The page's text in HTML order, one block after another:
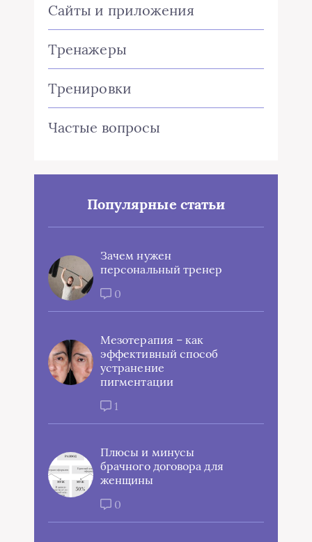
Сайты и приложения
Тренажеры
Тренировки
Частые вопросы
Популярные статьи
Зачем нужен
персональный тренер
0
Мезотерапия – как
эффективный способ
устранение
пигментации
1
Плюсы и минусы
брачного договора для
женщины
0